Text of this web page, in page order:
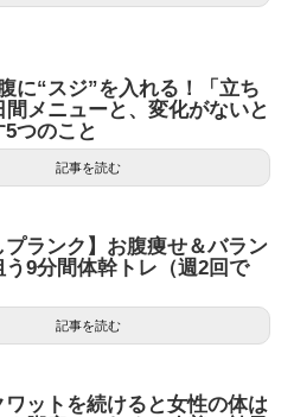
に“スジ”を入れる！「立ち
間メニューと、変化がないと
つのこと
記事を読む
プランク】お腹痩せ＆バラン
う9分間体幹トレ（週2回で
記事を読む
ワットを続けると女性の体は